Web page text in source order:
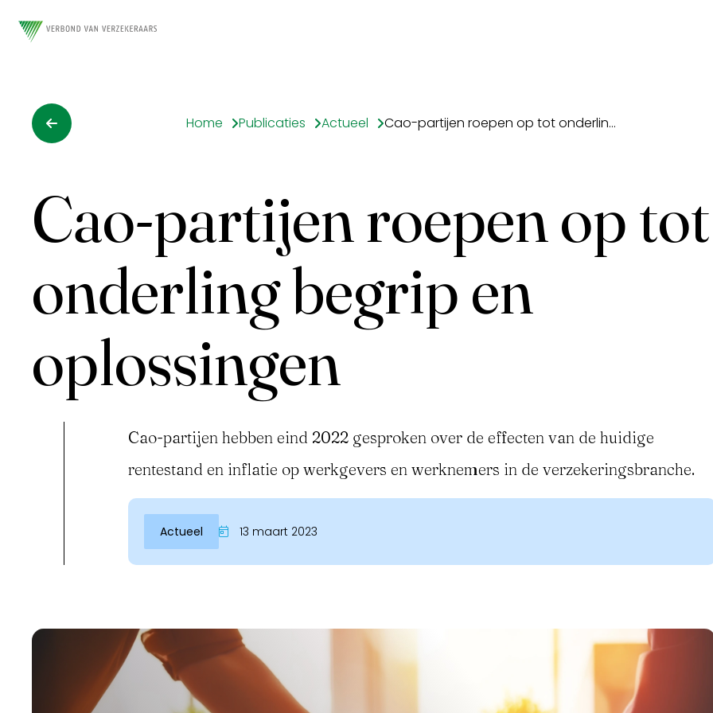
Inloggen
Home Publicaties Actueel Cao-partijen roepen op tot onderling begrip en oplossingen
Cao-partijen roepen op tot
onderling begrip en
oplossingen
Cao-partijen hebben eind 2022 gesproken over de effecten van de huidige
rentestand en inflatie op werkgevers en werknemers in de verzekeringsbranche.
Actueel 13 maart 2023